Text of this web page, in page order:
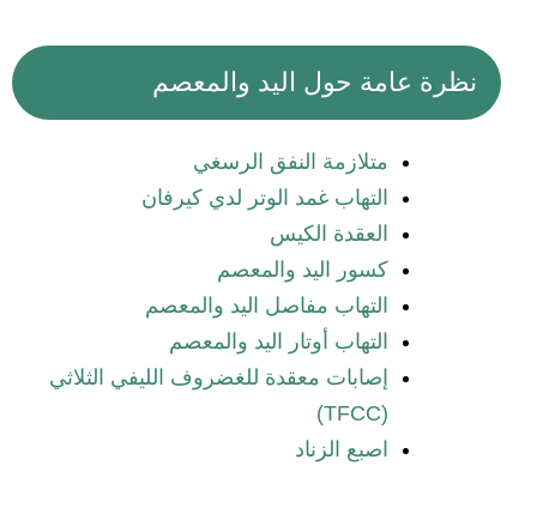
نظرة عامة حول اليد والمعصم
متلازمة النفق الرسغي
التهاب غمد الوتر لدي كيرفان
العقدة الكيس
كسور اليد والمعصم
التهاب مفاصل اليد والمعصم
التهاب أوتار اليد والمعصم
إصابات معقدة للغضروف الليفي الثلاثي
(TFCC)
اصبع الزناد